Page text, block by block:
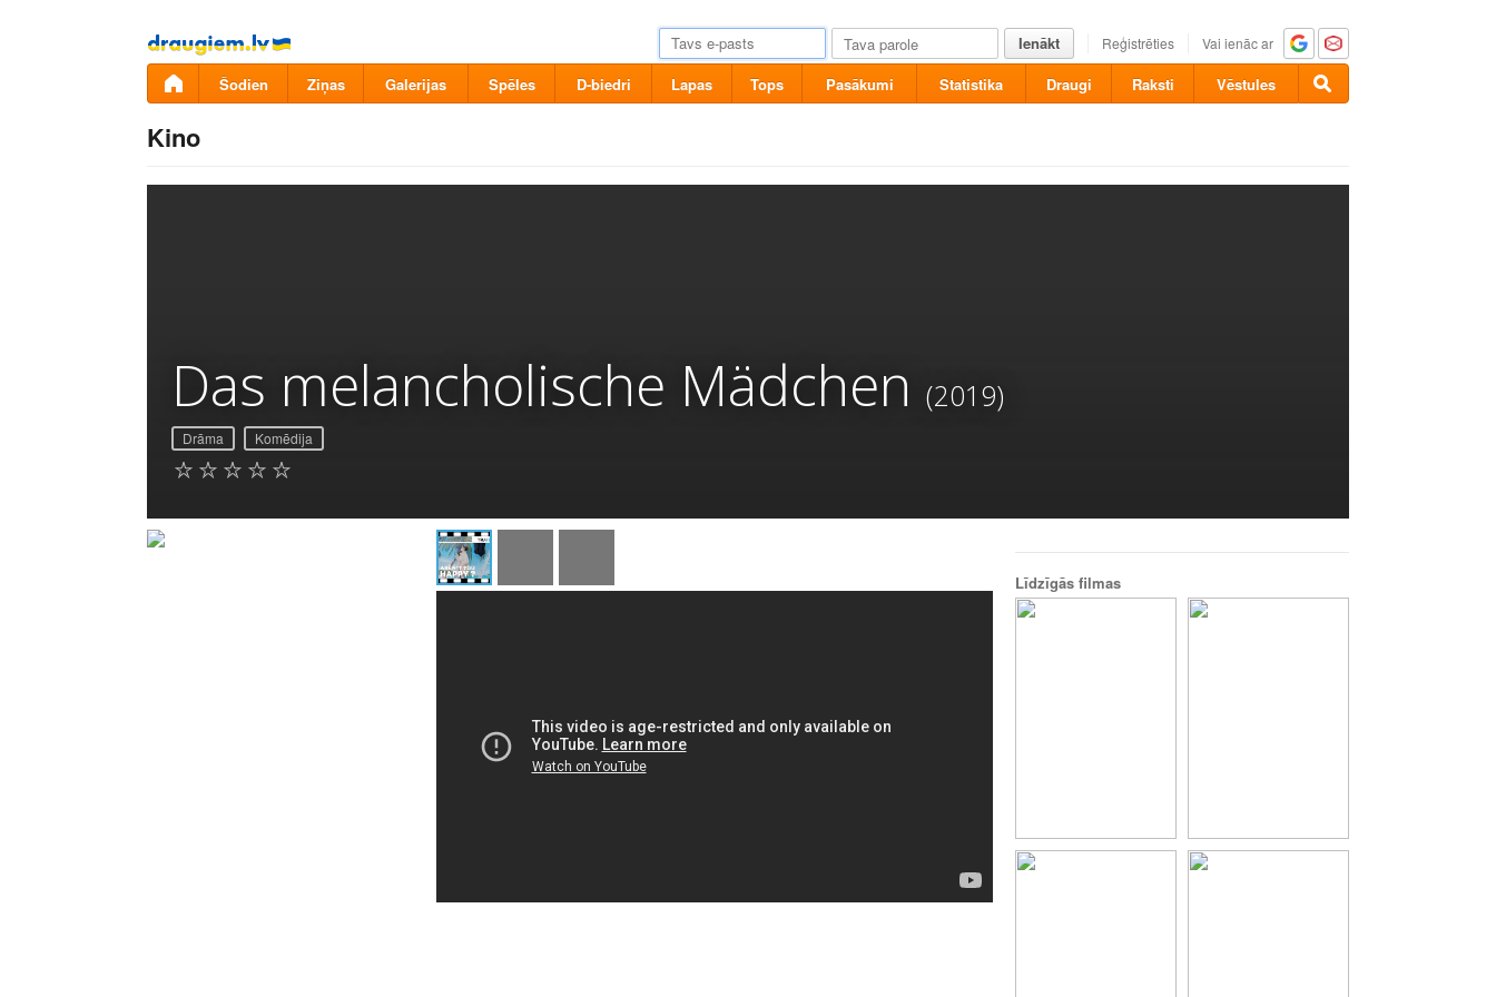
Pāriet
uz
saturu
Ienākt Reģistrēties Vai ienāc ar
Šodien Ziņas Galerijas Spēles D-biedri Lapas Tops Pasākumi Statistika Draugi Raksti Vēstules
Kino
Das melancholische Mädchen (2019)
Drāma Komēdija
Līdzīgās filmas